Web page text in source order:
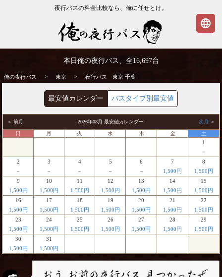
夜行バスの料金比較なら、俺に任せとけ。
夜行バス
本日俺の夜行バス、全16,697台
俺の夜行バス > 東京 > 夜行バス 東京 千葉
最安値カレンダー バスタイプ別最安値
＜ 前月 2026年08月 最安値カレンダー 次月 ＞
日 月 火 水 木 金
土
1
－
2
－
3
－
4
－
5
－
6
－
7
1,500円
8
1,500円
9
1,500円
10
1,500円
11
1,500円
12
1,500円
13
1,500円
14
1,500円
15
1,500円
16
1,500円
17
1,500円
18
1,500円
19
1,500円
20
1,500円
21
1,500円
22
1,500円
23
1,500円
24
1,500円
25
1,500円
26
1,500円
27
1,500円
28
1,500円
29
1,500円
30
1,500円
31
1,500円
language